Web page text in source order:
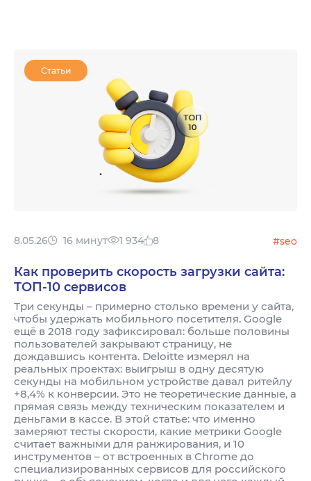
Статьи
8.05.26 16 минут 1 934 8 #seo
Как проверить скорость загрузки сайта:
ТОП-10 сервисов
Три секунды – примерно столько времени у сайта,
чтобы удержать мобильного посетителя. Google
ещё в 2018 году зафиксировал: больше половины
пользователей закрывают страницу, не
дождавшись контента. Deloitte измерял на
реальных проектах: выигрыш в одну десятую
секунды на мобильном устройстве давал ритейлу
+8,4% к конверсии. Это не теоретические данные, а
прямая связь между техническим показателем и
деньгами в кассе. В этой статье: что именно
замеряют тесты скорости, какие метрики Google
считает важными для ранжирования, и 10
инструментов – от встроенных в Chrome до
специализированных сервисов для российского